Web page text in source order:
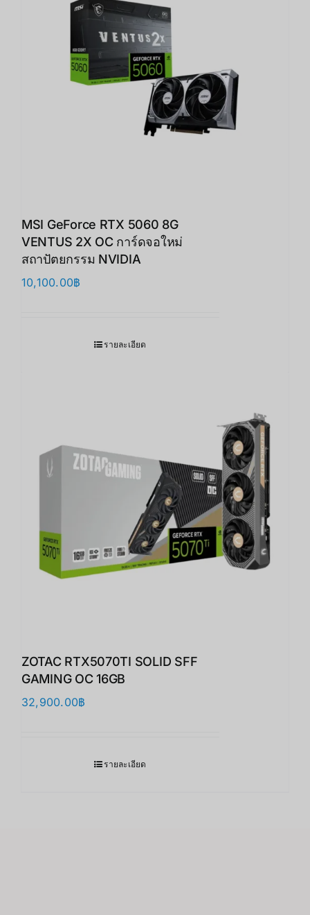
MSI GeForce RTX 5060 8G
VENTUS 2X OC การ์ดจอใหม่
สถาปัตยกรรม NVIDIA
10,100.00฿
รายละเอียด
ZOTAC RTX5070TI SOLID SFF
GAMING OC 16GB
32,900.00฿
รายละเอียด